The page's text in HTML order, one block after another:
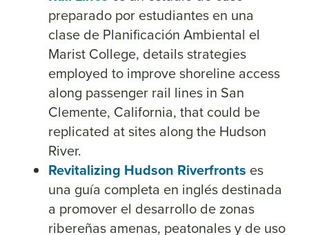
preparado por estudiantes en una
clase de Planificación Ambiental el
Marist College, details strategies
employed to improve shoreline access
along passenger rail lines in San
Clemente, California, that could be
replicated at sites along the Hudson
River.
Revitalizing Hudson Riverfronts es
una guía completa en inglés destinada
a promover el desarrollo de zonas
ribereñas amenas, peatonales y de uso